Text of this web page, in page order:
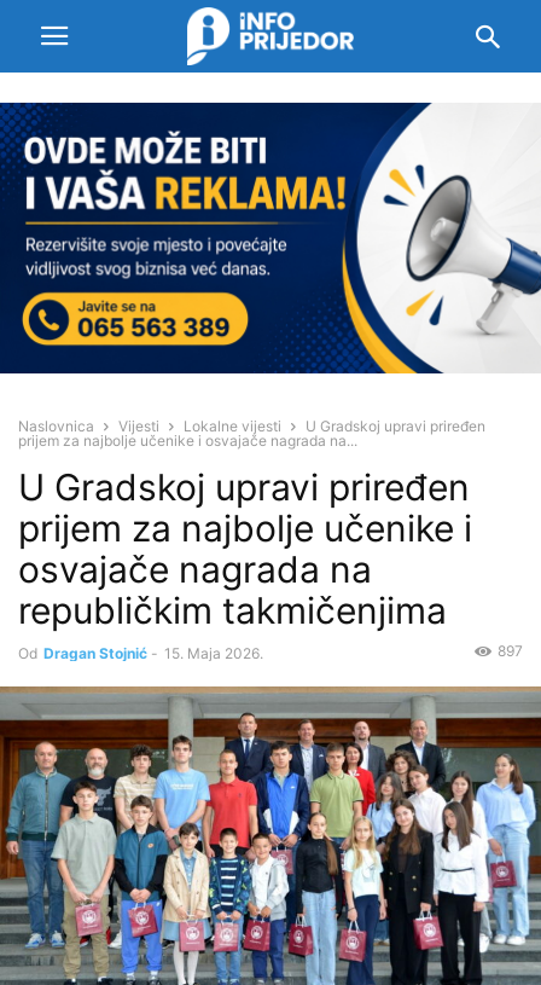
Naslovnica Vijesti Lokalne vijesti
U Gradskoj upravi priređen
prijem za najbolje učenike i osvajače nagrada na...
U Gradskoj upravi priređen
prijem za najbolje učenike i
osvajače nagrada na
republičkim takmičenjima
Od Dragan Stojnić - 15. Maja 2026. 897